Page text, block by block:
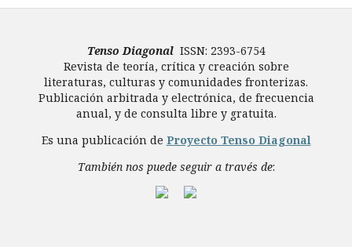
Tenso Diagonal ISSN: 2393-6754
Revista de teoría, crítica y creación sobre
literaturas, culturas y comunidades fronterizas.
Publicación arbitrada y electrónica, de frecuencia
anual, y de consulta libre y gratuita.
Es una publicación de Proyecto Tenso Diagonal
También nos puede seguir a través de: